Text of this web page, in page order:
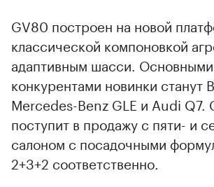
GV80 построен на новой
классической компоновкой
адаптивным шасси. Основными
конкурентами новинки станут
Mercedes-Benz GLE и Audi Q7.
поступит в продажу с пяти- и
салоном с посадочными
2+3+2 соответственно.